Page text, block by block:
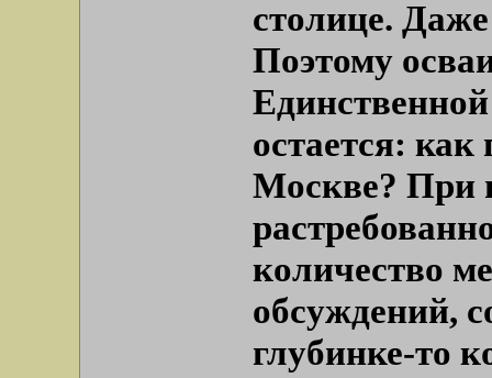
столице.
Поэтому
остается:
Москве? При
количество
обсуждений,
глубинке-то